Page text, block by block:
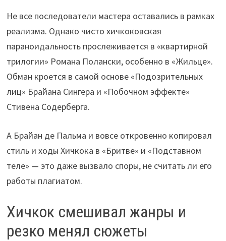
Не все последователи мастера оставались в рамках
реализма. Однако чисто хичкоковская
параноидальность прослеживается в «квартирной
трилогии» Романа Полански, особенно в «Жильце».
Обман кроется в самой основе «Подозрительных
лиц» Брайана Сингера и «Побочном эффекте»
Стивена Содерберга.
А Брайан де Пальма и вовсе откровенно копировал
стиль и ходы Хичкока в «Бритве» и «Подставном
теле» — это даже вызвало споры, не считать ли его
работы плагиатом.
Хичкок смешивал жанры и
резко менял сюжеты